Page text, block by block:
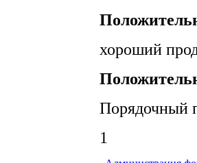
хороший
Порядочный
1